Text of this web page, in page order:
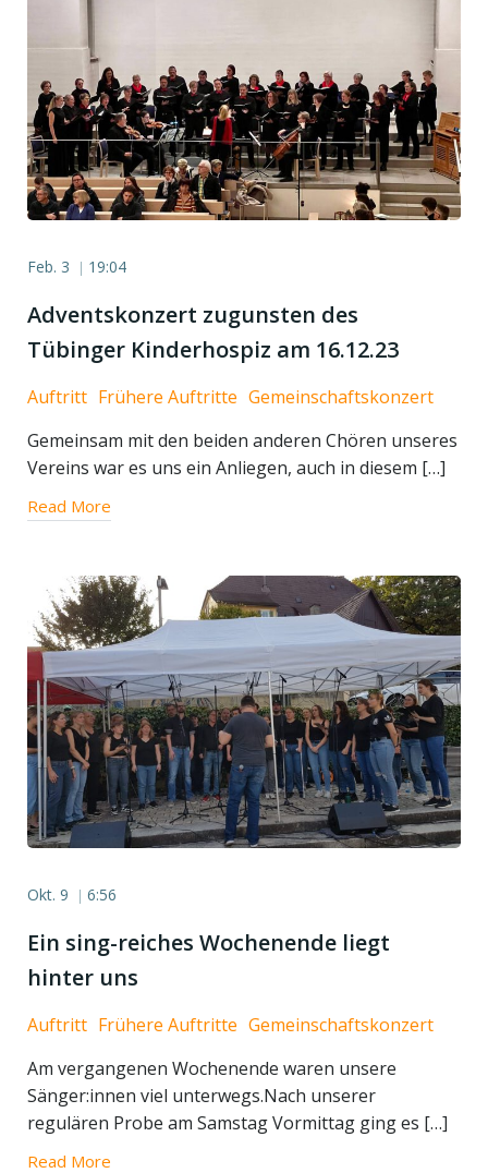
Feb. 3 | 19:04
Adventskonzert zugunsten des
Tübinger Kinderhospiz am 16.12.23
Auftritt Frühere Auftritte Gemeinschaftskonzert
Gemeinsam mit den beiden anderen Chören unseres
Vereins war es uns ein Anliegen, auch in diesem […]
Read More
Okt. 9 | 6:56
Ein sing-reiches Wochenende liegt
hinter uns
Auftritt Frühere Auftritte Gemeinschaftskonzert
Am vergangenen Wochenende waren unsere
Sänger:innen viel unterwegs.Nach unserer
regulären Probe am Samstag Vormittag ging es […]
Read More